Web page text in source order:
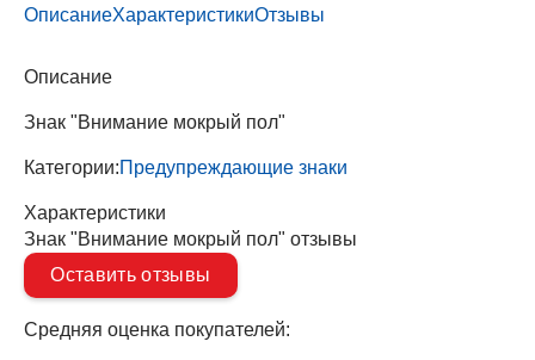
ОписаниеХарактеристикиОтзывы
Описание
Знак "Внимание мокрый пол"
Категории:Предупреждающие знаки
Характеристики
Знак "Внимание мокрый пол" отзывы
Оставить отзывы
Средняя оценка покупателей: